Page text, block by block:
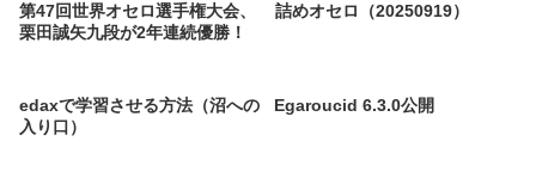
第47回世界オセロ選手権大会、
栗田誠矢九段が2年連続優勝！
詰めオセロ（20250919）
edaxで学習させる方法（沼への
入り口）
Egaroucid 6.3.0公開